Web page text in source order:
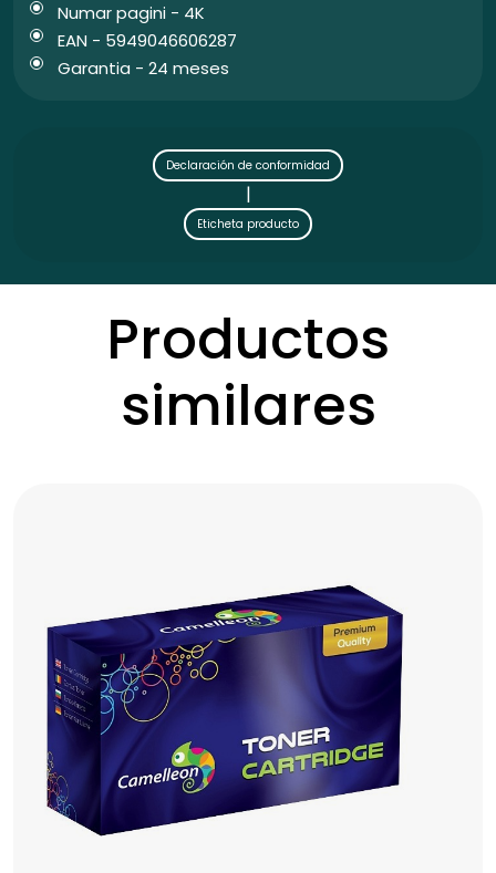
Numar pagini - 4K
EAN - 5949046606287
Garantia - 24 meses
Declaración de conformidad
|
Eticheta producto
Productos
similares